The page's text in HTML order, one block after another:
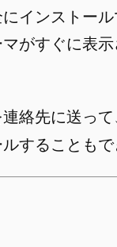
インストー
がすぐに表
絡先に送っ
することも